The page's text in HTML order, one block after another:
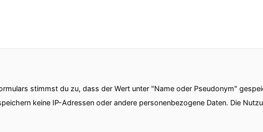
stimmst du zu, dass der Wert unter "Name oder Pseudonym"
keine IP-Adressen oder andere personenbezogene Daten. Die